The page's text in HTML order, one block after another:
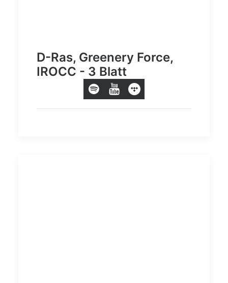
D-Ras, Greenery Force,
IROCC - 3 Blatt